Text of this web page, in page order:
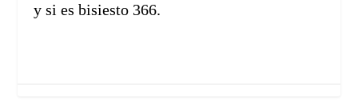
y si es bisiesto 366.